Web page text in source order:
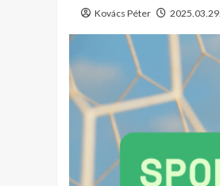
Kovács Péter 2025.03.29.